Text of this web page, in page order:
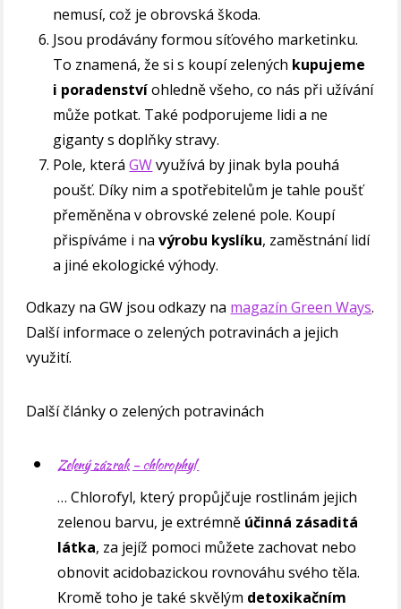
nemusí, což je obrovská škoda.
Jsou prodávány formou síťového marketinku.
To znamená, že si s koupí zelených kupujeme
i poradenstvíohledně všeho, co nás při užívání
může potkat. Také podporujeme lidi a ne
giganty s doplňky stravy.
Pole, kteráGWvyužívá by jinak byla pouhá
poušť. Díky nim a spotřebitelům je tahle poušť
přeměněna v obrovské zelené pole. Koupí
přispíváme i navýrobu kyslíku, zaměstnání lidí
a jiné ekologické výhody.
Odkazy na GW jsou odkazy na magazín Green Ways.
Další informace o zelených potravinách a jejich
využití.
Další články o zelených potravinách
Zelený zázrak – chlorophyl
… Chlorofyl, který propůjčuje rostlinám jejich
zelenou barvu, je extrémně účinná zásaditá
látka, za jejíž pomoci můžete zachovat nebo
obnovit acidobazickou rovnováhu svého těla.
Kromě toho je také skvělým detoxikačním